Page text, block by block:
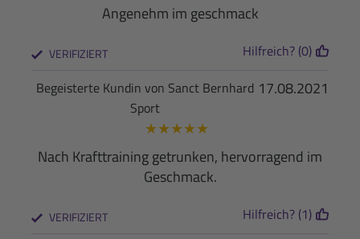
Angenehm im geschmack
VERIFIZIERT Hilfreich? (0)
17.08.2021
Begeisterte Kundin von Sanct Bernhard
Sport
★★★★★
Nach Krafttraining getrunken, hervorragend im
Geschmack.
VERIFIZIERT Hilfreich? (1)